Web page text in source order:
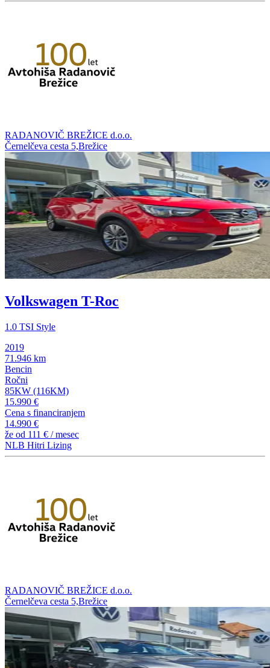
RADANOVIČ BREŽICE d.o.o.
Černelčeva cesta 5,Brežice
Volkswagen T-Roc
1.0 TSI Style
2019
71.946 km
Bencin
Ročni
85KW (116KM)
15.990 €
Cena s financiranjem
14.990 €
že od 111 € / mesec
NLB Hitri Lizing
RADANOVIČ BREŽICE d.o.o.
Černelčeva cesta 5,Brežice